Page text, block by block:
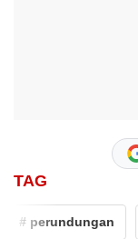
TAG
# perundungan